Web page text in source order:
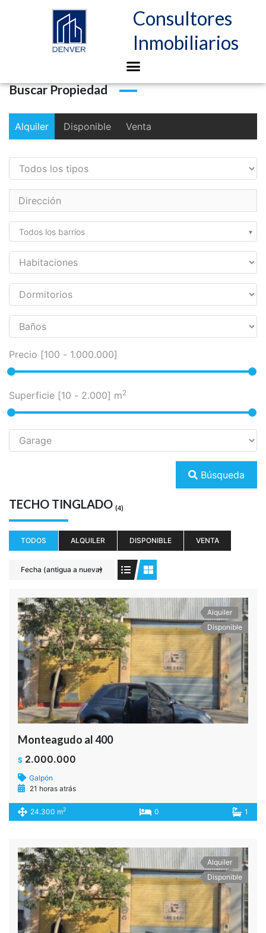
Consultores
Inmobiliarios
Buscar Propiedad
Alquiler Disponible Venta
Todos los barrios
Precio [100 - 1.000.000]
Superficie [10 - 2.000] m2
Búsqueda
TECHO TINGLADO (4)
TODOS ALQUILER DISPONIBLE VENTA
Fecha (antigua a nueva)
Alquiler
Disponible
Monteagudo al 400
$ 2.000.000
Galpón
21 horas atrás
24.300 m2 0 1
Alquiler
Disponible